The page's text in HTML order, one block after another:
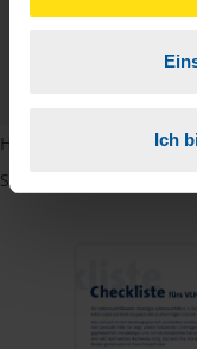
unserer
Ich
Checkliste
Hinweis:
Sie auf den Pfeil neben